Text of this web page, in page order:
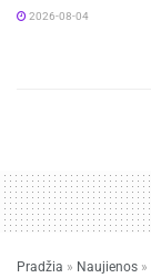
2026-08-04
Pradžia » Naujienos »